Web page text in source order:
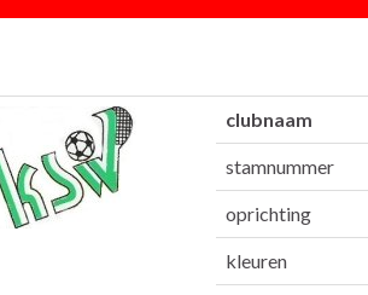
clubnaam
stamnummer
oprichting
kleuren